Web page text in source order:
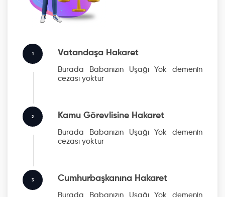
1 Vatandaşa Hakaret
Burada Babanızın Uşağı Yok demenin
cezası yoktur
2 Kamu Görevlisine Hakaret
Burada Babanızın Uşağı Yok demenin
cezası yoktur
3 Cumhurbaşkanına Hakaret
Burada Babanızın Uşağı Yok demenin